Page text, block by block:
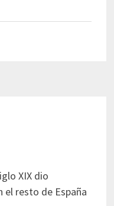
XIX dio
el resto de España